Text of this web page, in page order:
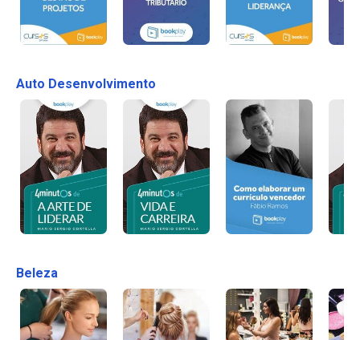
Auto Desenvolvimento
Beleza